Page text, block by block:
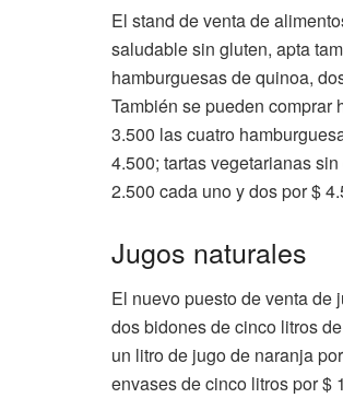
El stand de venta de
saludable sin gluten, apta
hamburguesas de quinoa,
También se pueden comprar
3.500 las cuatro
4.500; tartas vegetarianas
2.500 cada uno y dos por $
Jugos naturales
El nuevo puesto de venta de
dos bidones de cinco litros
un litro de jugo de naranja
envases de cinco litros por $